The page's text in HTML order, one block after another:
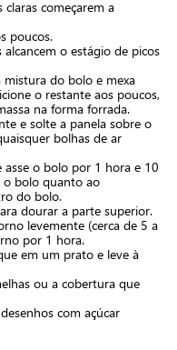
começarem a
poucos.
o estágio de picos
mistura do bolo e mexa
o restante aos poucos,
na forma forrada.
e solte a panela sobre o
bolhas de ar
o bolo por 1 hora e 10
o bolo quanto ao
do bolo.
dourar a parte superior.
levemente (cerca de 5 a
por 1 hora.
em um prato e leve à
ou a cobertura que
com açúcar